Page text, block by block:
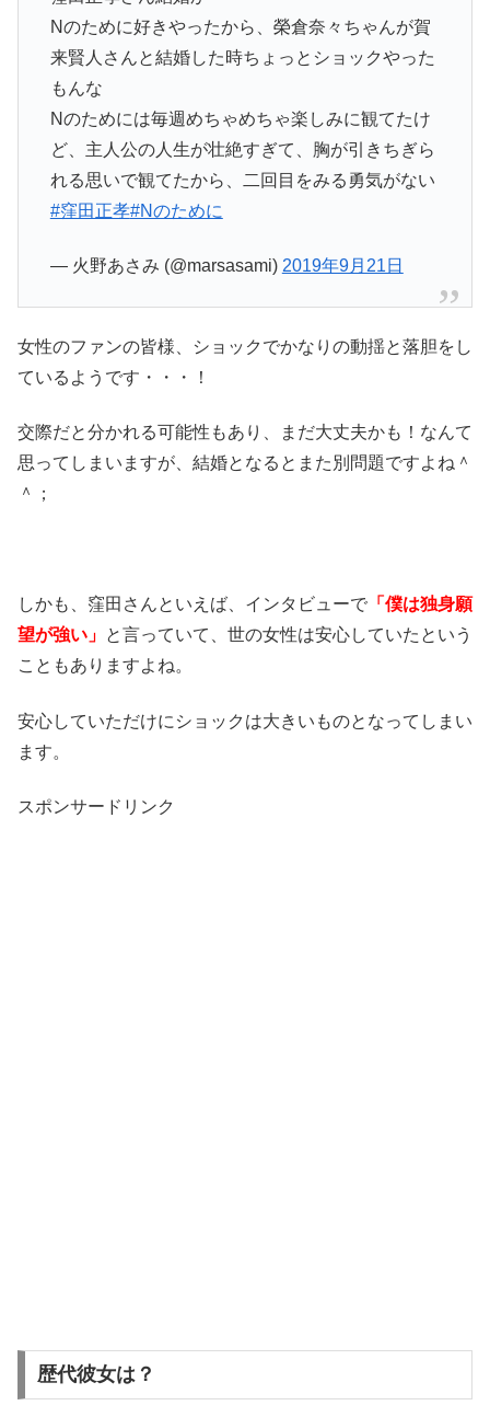
Nのために好きやったから、榮倉奈々ちゃんが賀
来賢人さんと結婚した時ちょっとショックやった
もんな
Nのためには毎週めちゃめちゃ楽しみに観てたけ
ど、主人公の人生が壮絶すぎて、胸が引きちぎら
れる思いで観てたから、二回目をみる勇気がない
#窪田正孝#Nのために
— 火野あさみ (@marsasami) 2019年9月21日
女性のファンの皆様、ショックでかなりの動揺と落胆をし
ているようです・・・！
交際だと分かれる可能性もあり、まだ大丈夫かも！なんて
思ってしまいますが、結婚となるとまた別問題ですよね＾
＾；
しかも、窪田さんといえば、インタビューで 「僕は独身願
望が強い」 と言っていて、世の女性は安心していたという
こともありますよね。
安心していただけにショックは大きいものとなってしまい
ます。
スポンサードリンク
歴代彼女は？